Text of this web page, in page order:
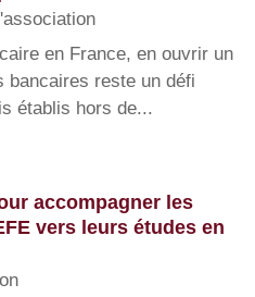
en France, en ouvrir un
bancaires reste un défi
établis hors de...
accompagner les
vers leurs études en